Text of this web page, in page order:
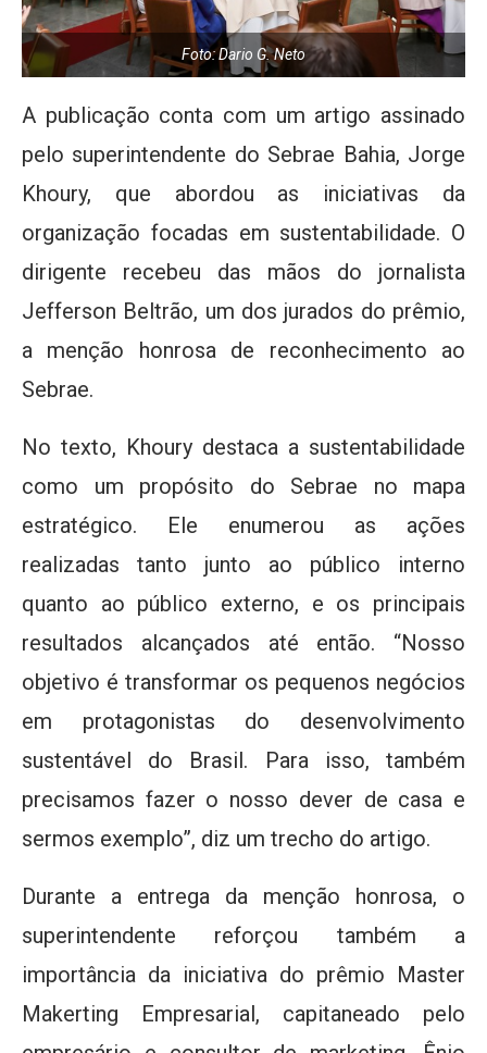
Foto: Dario G. Neto
A publicação conta com um artigo assinado
pelo superintendente do Sebrae Bahia, Jorge
Khoury, que abordou as iniciativas da
organização focadas em sustentabilidade. O
dirigente recebeu das mãos do jornalista
Jefferson Beltrão, um dos jurados do prêmio,
a menção honrosa de reconhecimento ao
Sebrae.
No texto, Khoury destaca a sustentabilidade
como um propósito do Sebrae no mapa
estratégico. Ele enumerou as ações
realizadas tanto junto ao público interno
quanto ao público externo, e os principais
resultados alcançados até então. “Nosso
objetivo é transformar os pequenos negócios
em protagonistas do desenvolvimento
sustentável do Brasil. Para isso, também
precisamos fazer o nosso dever de casa e
sermos exemplo”, diz um trecho do artigo.
Durante a entrega da menção honrosa, o
superintendente reforçou também a
importância da iniciativa do prêmio Master
Makerting Empresarial, capitaneado pelo